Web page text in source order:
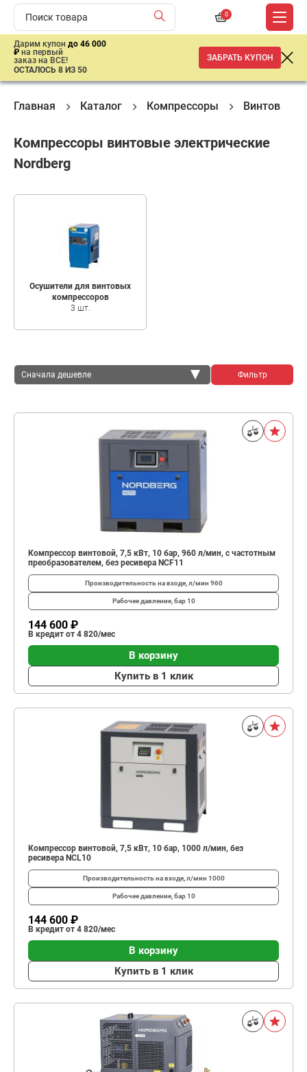
0
Дарим купон до 46 000
₽ на первый
заказ на ВСЕ!
ОСТАЛОСЬ 8 ИЗ 50
ЗАБРАТЬ КУПОН
Главная Каталог Компрессоры Винтовые
Компрессоры винтовые электрические
Nordberg
Осушители для винтовых
компрессоров
3 шт.
Сначала дешевле Фильтр
Компрессор винтовой, 7,5 кВт, 10 бар, 960 л/мин, c частотным
преобразователем, без ресивера NCF11
Производительность на входе, л/мин 960
Рабочее давление, бар10
144 600 ₽
В кредит от 4 820/мес
В корзину
Купить в 1 клик
Компрессор винтовой, 7,5 кВт, 10 бар, 1000 л/мин, без
ресивера NCL10
Производительность на входе, л/мин 1000
Рабочее давление, бар10
144 600 ₽
В кредит от 4 820/мес
В корзину
Купить в 1 клик